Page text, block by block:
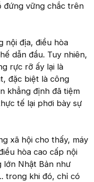
đứng vững chắc trên
nội địa, điều hòa
dẫn đầu. Tuy nhiên,
rực rỡ ấy lại là
đặc biệt là công
khẳng định đã tiệm
tế lại phơi bày sự
xã hội cho thấy, máy
hòa cao cấp nội
lớn Nhật Bản như
trong khi đó, chỉ có